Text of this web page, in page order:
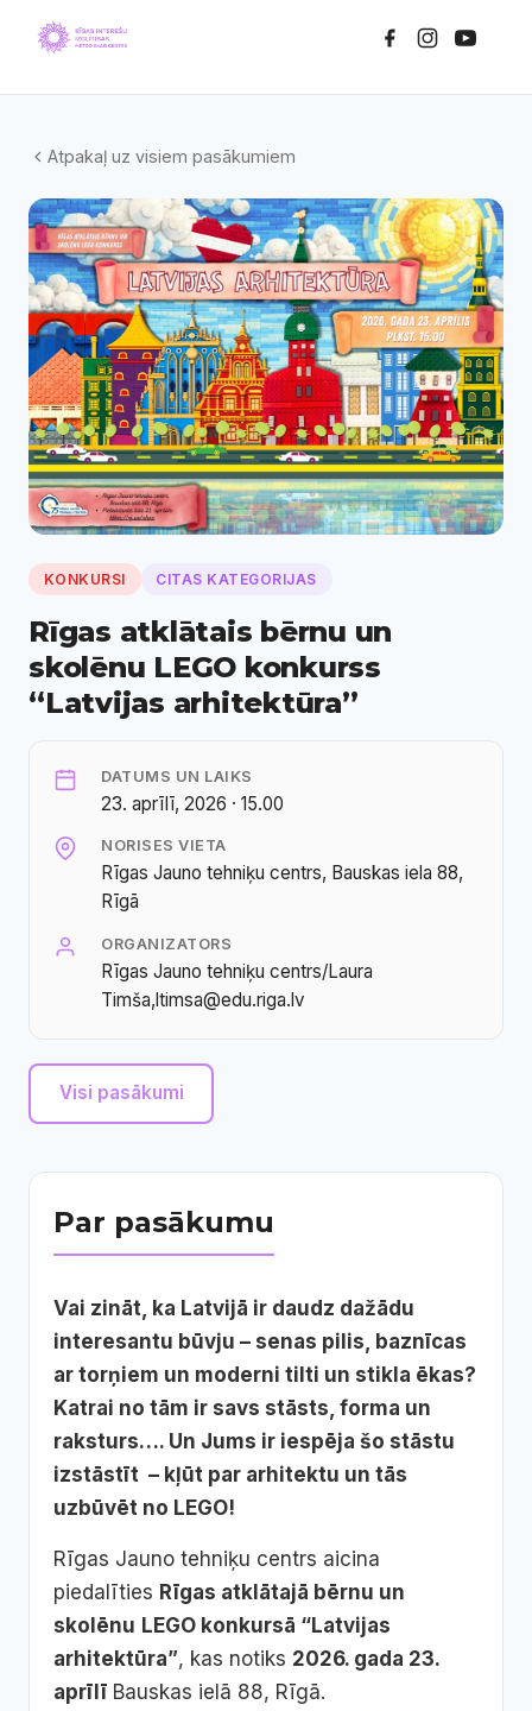
Atpakaļ uz visiem pasākumiem
KONKURSI CITAS KATEGORIJAS
Rīgas atklātais bērnu un
skolēnu LEGO konkurss
“Latvijas arhitektūra”
DATUMS UN LAIKS
23. aprīlī, 2026 · 15.00
NORISES VIETA
Rīgas Jauno tehniķu centrs, Bauskas iela 88,
Rīgā
ORGANIZATORS
Rīgas Jauno tehniķu centrs/Laura
Timša,ltimsa@edu.riga.lv
Visi pasākumi
Par pasākumu
Vai zināt, ka Latvijā ir daudz dažādu
interesantu būvju – senas pilis, baznīcas
ar torņiem un moderni tilti un stikla ēkas?
Katrai no tām ir savs stāsts, forma un
raksturs…. Un Jums ir iespēja šo stāstu
izstāstīt – kļūt par arhitektu un tās
uzbūvēt no LEGO!
Rīgas Jauno tehniķu centrs aicina
piedalīties Rīgas atklātajā bērnu un
skolēnu LEGO konkursā “Latvijas
arhitektūra”, kas notiks 2026. gada 23.
aprīlī Bauskas ielā 88, Rīgā.